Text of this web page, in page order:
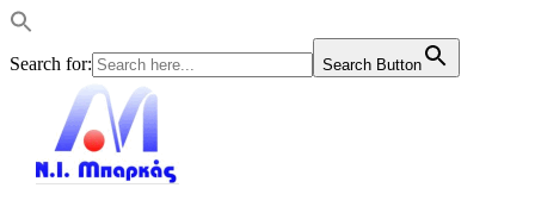
Search for: Search Button